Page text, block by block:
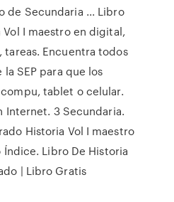
de Secundaria ... Libro
I maestro en digital,
tareas. Encuentra todos
SEP para que los
tablet o celular.
Internet. 3 Secundaria.
Historia Vol I maestro
Índice. Libro De Historia
| Libro Gratis